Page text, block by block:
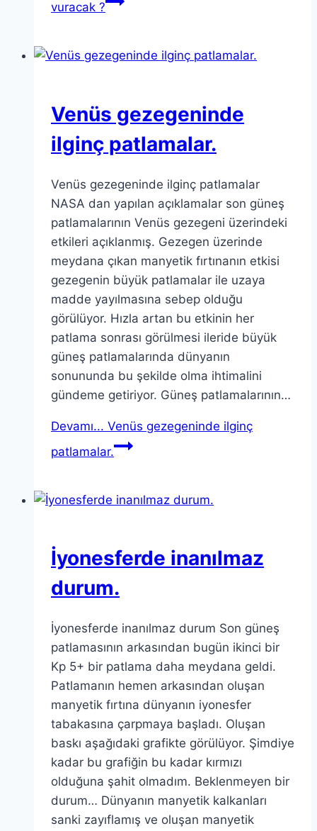
vuracak ?
Venüs gezegeninde
ilginç patlamalar.
Venüs gezegeninde ilginç patlamalar
NASA dan yapılan açıklamalar son güneş
patlamalarının Venüs gezegeni üzerindeki
etkileri açıklanmış. Gezegen üzerinde
meydana çıkan manyetik fırtınanın etkisi
gezegenin büyük patlamalar ile uzaya
madde yayılmasına sebep olduğu
görülüyor. Hızla artan bu etkinin her
patlama sonrası görülmesi ileride büyük
güneş patlamalarında dünyanın
sonununda bu şekilde olma ihtimalini
gündeme getiriyor. Güneş patlamalarının…
Devamı... Venüs gezegeninde ilginç
patlamalar.
İyonesferde inanılmaz
durum.
İyonesferde inanılmaz durum Son güneş
patlamasının arkasından bugün ikinci bir
Kp 5+ bir patlama daha meydana geldi.
Patlamanın hemen arkasından oluşan
manyetik fırtına dünyanın iyonesfer
tabakasına çarpmaya başladı. Oluşan
baskı aşağıdaki grafikte görülüyor. Şimdiye
kadar bu grafiğin bu kadar kırmızı
olduğuna şahit olmadım. Beklenmeyen bir
durum… Dünyanın manyetik kalkanları
sanki zayıflamış ve oluşan manyetik